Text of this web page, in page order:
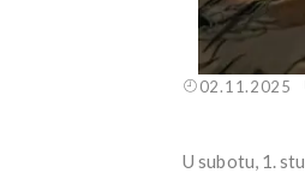
02.11.2025
U subotu, 1.